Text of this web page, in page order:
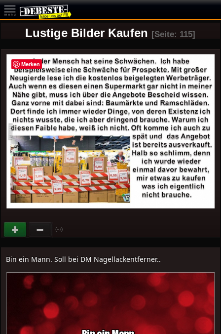
Lustige Bilder Kaufen [Seite: 115]
(+7)
Bin ein Mann. Soll bei DM Nagellackentferner..
Merken